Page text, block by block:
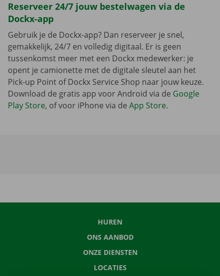
Reserveer 24/7 jouw bestelwagen via de
Dockx-app
Gebruik je de Dockx-app? Dan reserveer je snel,
gemakkelijk, 24/7 en volledig digitaal. Er is geen
tussenkomst meer met een Dockx medewerker: je
opent je camionette met de digitale sleutel aan het
Pick-up Point of Dockx Service Shop naar jouw keuze.
Download de gratis app voor Android via de Google
Play Store, of voor iPhone via de App Store.
HUREN
ONS AANBOD
ONZE DIENSTEN
LOCATIES